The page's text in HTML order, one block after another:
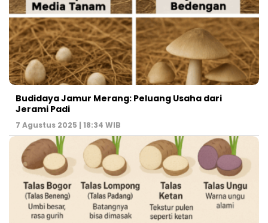
Budidaya Jamur Merang: Peluang Usaha dari
Jerami Padi
7 Agustus 2025 | 18:34 WIB